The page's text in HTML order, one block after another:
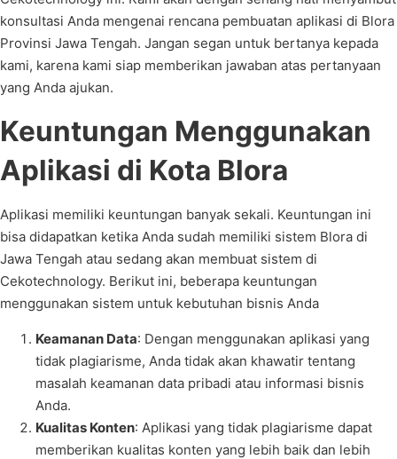
konsultasi Anda mengenai rencana pembuatan aplikasi di Blora
Provinsi Jawa Tengah. Jangan segan untuk bertanya kepada
kami, karena kami siap memberikan jawaban atas pertanyaan
yang Anda ajukan.
Keuntungan Menggunakan
Aplikasi di Kota Blora
Aplikasi memiliki keuntungan banyak sekali. Keuntungan ini
bisa didapatkan ketika Anda sudah memiliki sistem Blora di
Jawa Tengah atau sedang akan membuat sistem di
Cekotechnology. Berikut ini, beberapa keuntungan
menggunakan sistem untuk kebutuhan bisnis Anda
Keamanan Data: Dengan menggunakan aplikasi yang
tidak plagiarisme, Anda tidak akan khawatir tentang
masalah keamanan data pribadi atau informasi bisnis
Anda.
Kualitas Konten: Aplikasi yang tidak plagiarisme dapat
memberikan kualitas konten yang lebih baik dan lebih